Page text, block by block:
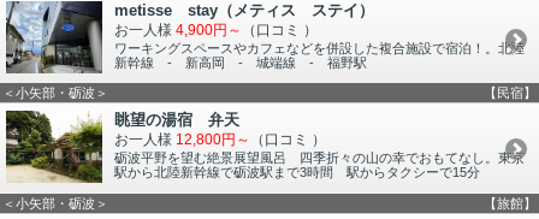
metisse stay（メティス ステイ）
お一人様 4,900円～ （口コミ ）
ワーキングスペースやカフェなどを併設した複合施設で宿泊！。北陸
新幹線 - 新高岡 - 城端線 - 福野駅
＜小矢部・砺波＞ 【民宿】
眺望の湯宿 弁天
お一人様 12,800円～ （口コミ ）
砺波平野を望む絶景展望風呂 四季折々の山の幸でおもてなし。東京
駅から北陸新幹線で砺波駅まで3時間 駅からタクシーで15分
＜小矢部・砺波＞ 【旅館】